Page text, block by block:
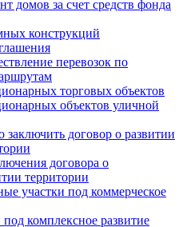
домов за счет средств фонда
конструкций
перевозок по
торговых объектов
объектов уличной
договор о развитии
договора о
территории
участки под коммерческое
комплексное развитие